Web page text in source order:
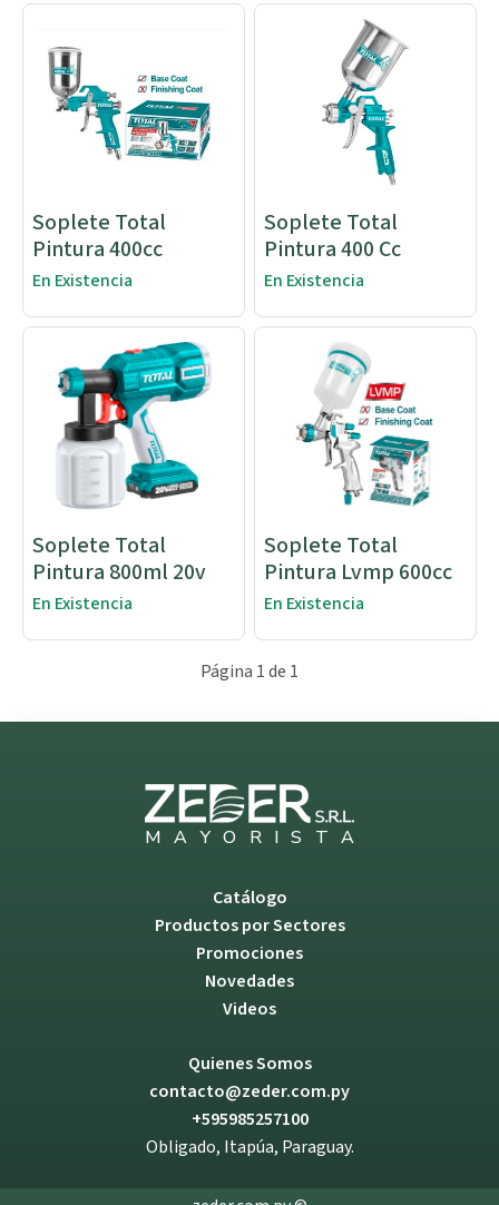
Soplete Total
Pintura 400cc
En Existencia
Soplete Total
Pintura 400 Cc
En Existencia
Soplete Total
Pintura 800ml 20v
En Existencia
Soplete Total
Pintura Lvmp 600cc
En Existencia
Página 1 de 1
M A Y O R I S T A
Catálogo
Productos por Sectores
Promociones
Novedades
Videos
Quienes Somos
contacto@zeder.com.py
+595985257100
Obligado, Itapúa, Paraguay.